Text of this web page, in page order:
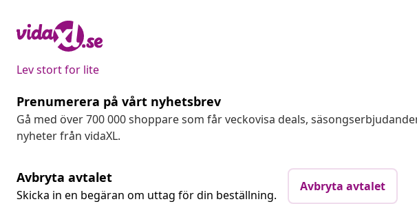
Lev stort for lite
Prenumerera på vårt nyhetsbrev
Gå med över 700 000 shoppare som får veckovisa deals,
nyheter från vidaXL.
Avbryta avtalet
Skicka in en begäran om uttag för din beställning.
Avbryta avtalet